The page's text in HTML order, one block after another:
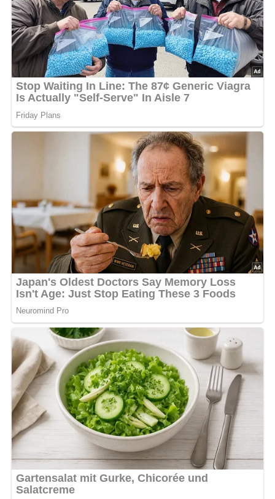
Salatbeilage, die durch ihre frische, leicht scharfe Kresse
und ein mildesJoghurt-Dressingbegeistert. Die
Kombination ausJoghurt, einem kleinen Anteilsüßer
SahneundZitronensaft
ergibt eine cremige, aber
trotzdem frische Soße, die perfekt zu den zarten
Kresseblättern passt. Feine Würfel ausEinmachzwiebeln
bringen zusätzlich eine angenehme, leicht süß-saure Note,
die den Salat besonders rund wirken lässt.
Damit der Salat wirklich gut schmeckt, lohnt es sich, die
Kresse nach dem Waschen gut abtropfen zu lassen. So
bleibt das Dressing cremig und verwässert nicht. Wichtig
gründliche Auskühlen: Wenn der Salat
gut durchgekühlt ist, verbindet sich das Aroma besser, und
die Soße wird deutlich harmonischer. Der Salat passt
ideal zugegrilltem Schweinefleisch,Steaks oder auch zu
einfachen Bratgerichten, weil er mit seiner Frische einen
schönen Gegenpol zu kräftigen Speisen bildet.
Diese Beilage war in derDDR beliebt, weil sie ohne großen
Aufwand herzustellen ist, schnell gelingt und zu vielen
Zubereitungszeit:ca.10 Minuten(+ Kühlzeit)
Kalorien pro Portion:ca.85 kcal(bei 4 Portionen)